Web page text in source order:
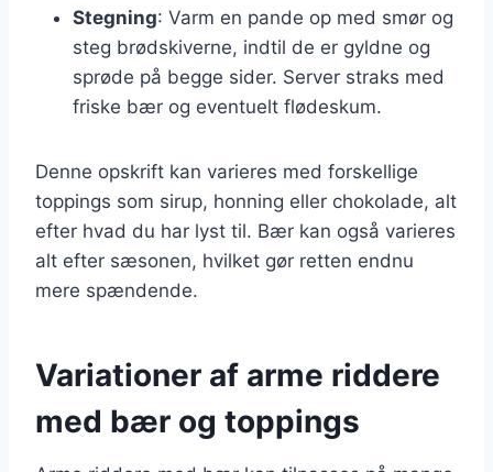
Stegning: Varm en pande op med smør og
steg brødskiverne, indtil de er gyldne og
sprøde på begge sider. Server straks med
friske bær og eventuelt flødeskum.
Denne opskrift kan varieres med forskellige
toppings som sirup, honning eller chokolade, alt
efter hvad du har lyst til. Bær kan også varieres
alt efter sæsonen, hvilket gør retten endnu
mere spændende.
Variationer af arme riddere
med bær og toppings